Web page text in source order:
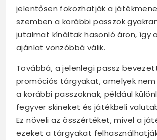
jelentősen fokozhatják a
szemben a korábbi passzok
jutalmat kínáltak hasonló áron, így
ajánlat vonzóbbá válik.
Továbbá, a jelenlegi passz
promóciós tárgyakat, amelyek
a korábbi passzoknak, például
fegyver skineket és játékbeli
Ez növeli az összértéket, mivel a
ezeket a tárgyakat